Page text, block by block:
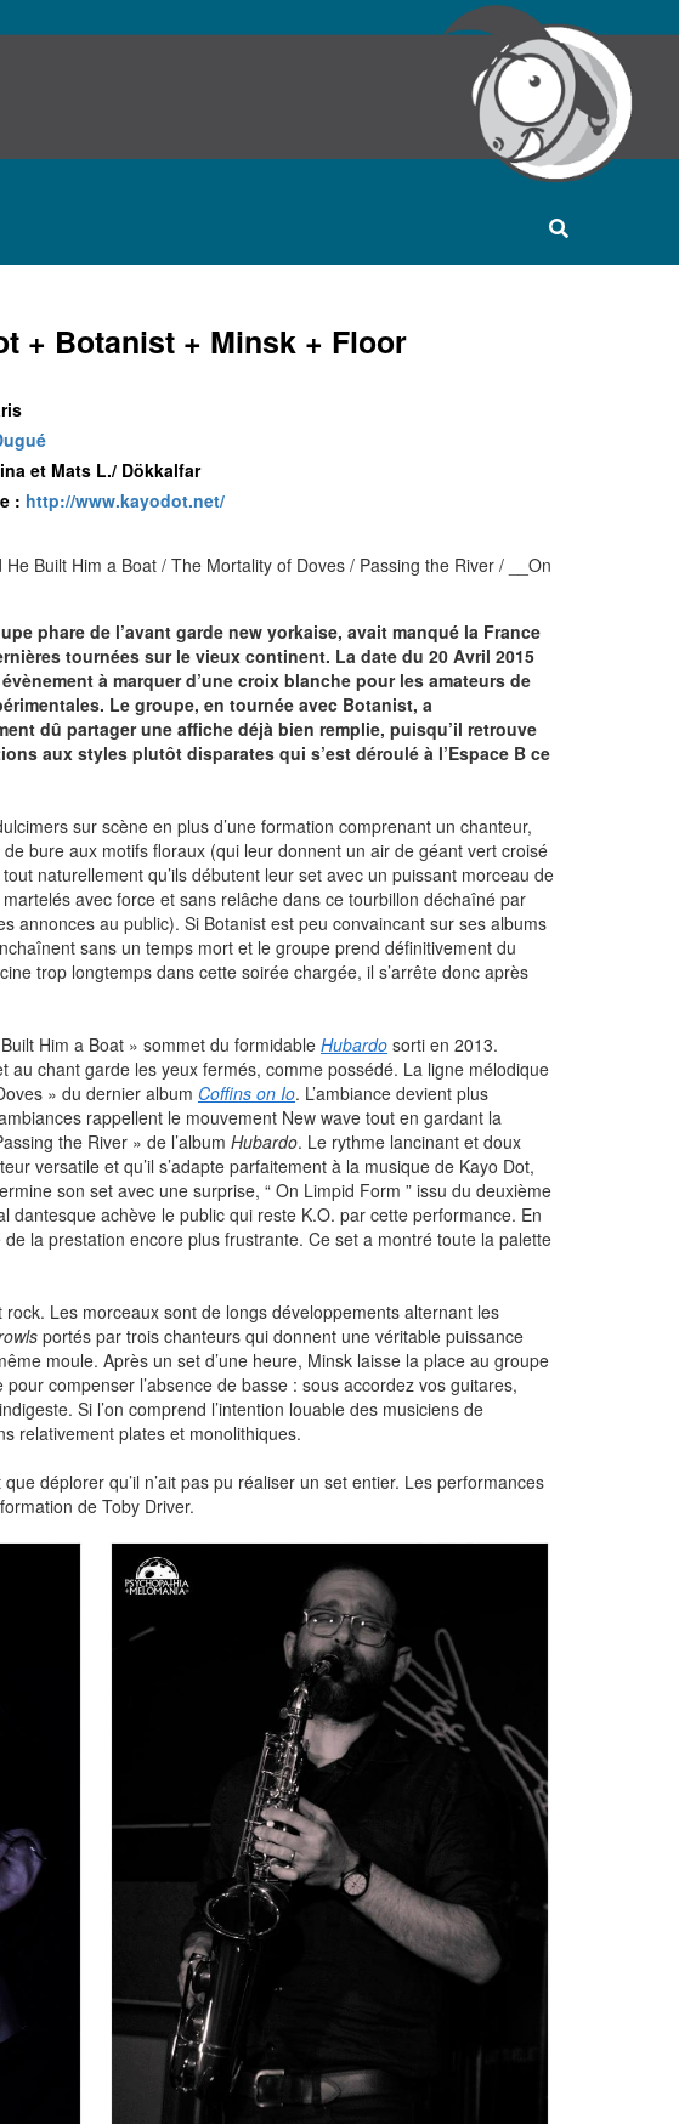
+ Botanist + Minsk + Floor
et Mats L./ Dökkalfar
: http://www.kayodot.net/
He Built Him a Boat / The Mortality of Doves / Passing the River / __On
phare de l’avant garde new yorkaise, avait manqué la France
tournées sur le vieux continent. La date du 20 Avril 2015
à marquer d’une croix blanche pour les amateurs de
Le groupe, en tournée avec Botanist, a
dû partager une affiche déjà bien remplie, puisqu’il retrouve
aux styles plutôt disparates qui s’est déroulé à l’Espace B ce
sur scène en plus d’une formation comprenant un chanteur,
bure aux motifs floraux (qui leur donnent un air de géant vert croisé
naturellement qu’ils débutent leur set avec un puissant morceau de
avec force et sans relâche dans ce tourbillon déchaîné par
annonces au public). Si Botanist est peu convaincant sur ses albums
sans un temps mort et le groupe prend définitivement du
trop longtemps dans cette soirée chargée, il s’arrête donc après
Him a Boat » sommet du formidable Hubardo sorti en 2013.
au chant garde les yeux fermés, comme possédé. La ligne mélodique
» du dernier album Coffins on Io. L’ambiance devient plus
rappellent le mouvement New wave tout en gardant la
the River » de l’album Hubardo. Le rythme lancinant et doux
versatile et qu’il s’adapte parfaitement à la musique de Kayo Dot,
son set avec une surprise, “ On Limpid Form ” issu du deuxième
dantesque achève le public qui reste K.O. par cette performance. En
la prestation encore plus frustrante. Ce set a montré toute la palette
Les morceaux sont de longs développements alternant les
portés par trois chanteurs qui donnent une véritable puissance
moule. Après un set d’une heure, Minsk laisse la place au groupe
compenser l’absence de basse : sous accordez vos guitares,
Si l’on comprend l’intention louable des musiciens de
relativement plates et monolithiques.
déplorer qu’il n’ait pas pu réaliser un set entier. Les performances
de Toby Driver.